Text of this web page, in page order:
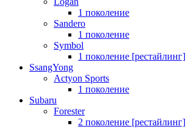
1 поколение
Sandero
1 поколение
Symbol
1 поколение [рестайлинг]
SsangYong
Actyon Sports
1 поколение
Subaru
Forester
2 поколение [рестайлинг]